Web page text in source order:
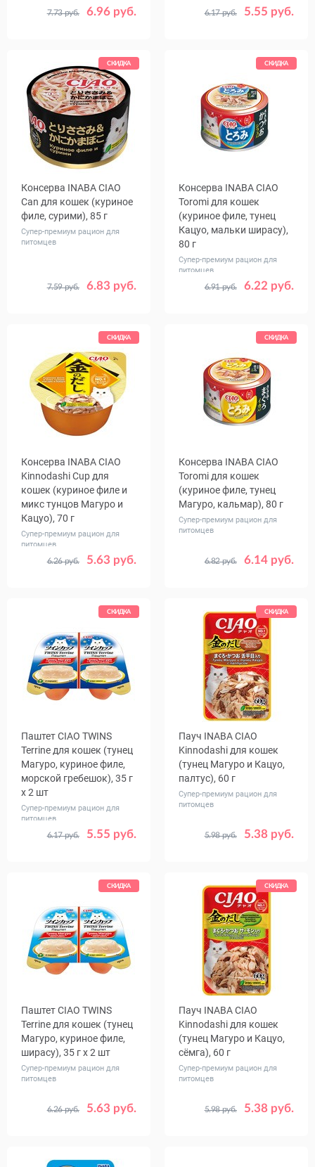
6.96 руб.
7.73 руб.
Количество
1 24
5.55 руб.
6.17 руб.
Количество
1 6
СКИДКА
Консерва INABA CIAO
Сan для кошек (куриное
филе, сурими), 85 г
Супер-премиум рацион для
питомцев
6.83 руб.
7.59 руб.
Количество
1 24
СКИДКА
Консерва INABA CIAO
Toromi для кошек
(куриное филе, тунец
Кацуо, мальки ширасу),
80 г
Супер-премиум рацион для
питомцев
6.22 руб.
6.91 руб.
Количество
1 24
СКИДКА
Консерва INABA CIAO
Kinnodashi Сup для
кошек (куриное филе и
микс тунцов Магуро и
Кацуо), 70 г
Супер-премиум рацион для
питомцев
5.63 руб.
6.26 руб.
Количество
1 6
СКИДКА
Консерва INABA CIAO
Toromi для кошек
(куриное филе, тунец
Магуро, кальмар), 80 г
Супер-премиум рацион для
питомцев
6.14 руб.
6.82 руб.
Количество
1 24
СКИДКА
Паштет CIAO TWINS
Terrine для кошек (тунец
Магуро, куриное филе,
морской гребешок), 35 г
х 2 шт
Супер-премиум рацион для
питомцев
5.55 руб.
6.17 руб.
Количество
1 8
СКИДКА
Пауч INABA CIAO
Kinnodashi для кошек
(тунец Магуро и Кацуо,
палтус), 60 г
Супер-премиум рацион для
питомцев
5.38 руб.
5.98 руб.
Количество
1 24
СКИДКА
Паштет CIAO TWINS
Terrine для кошек (тунец
Магуро, куриное филе,
ширасу), 35 г х 2 шт
Супер-премиум рацион для
питомцев
5.63 руб.
6.26 руб.
Количество
1 8
СКИДКА
Пауч INABA CIAO
Kinnodashi для кошек
(тунец Магуро и Кацуо,
сёмга), 60 г
Супер-премиум рацион для
питомцев
5.38 руб.
5.98 руб.
Количество
1 24